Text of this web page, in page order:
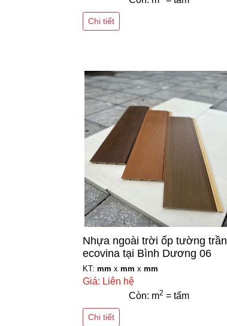
Chi tiết
Nhựa ngoài trời ốp tường trần
ecovina tại Bình Dương 06
KT: mm x mm x mm
Giá: Liên hệ
Còn: m2 = tấm
Chi tiết